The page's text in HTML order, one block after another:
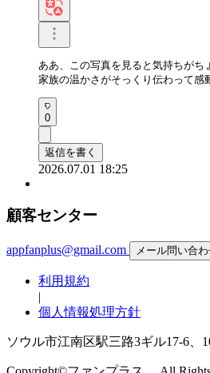
ああ、この写真を見ると気持ちがち
家族の温かさがそっくり伝わって感
0
返信を書く
2026.07.01 18:25
顧客センター
appfanplus@gmail.com メール問い合
利用規約
|
個人情報処理方針
ソウル市江南区駅三路3ギル17-6、